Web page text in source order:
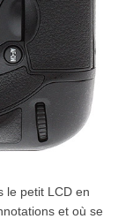
le petit LCD en
et où se